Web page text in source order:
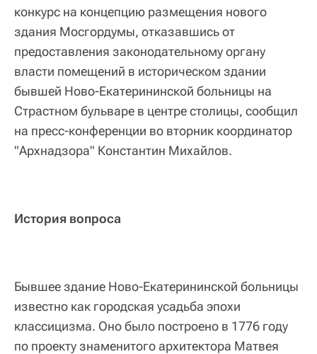
конкурс на концепцию размещения нового
здания Мосгордумы, отказавшись от
предоставления законодательному органу
власти помещений в историческом здании
бывшей Ново-Екатерининской больницы на
Страстном бульваре в центре столицы, сообщил
на пресс-конференции во вторник координатор
"Архнадзора" Константин Михайлов.
История вопроса
Бывшее здание Ново-Екатерининской больницы
известно как городская усадьба эпохи
классицизма. Оно было построено в 1776 году
по проекту знаменитого архитектора Матвея